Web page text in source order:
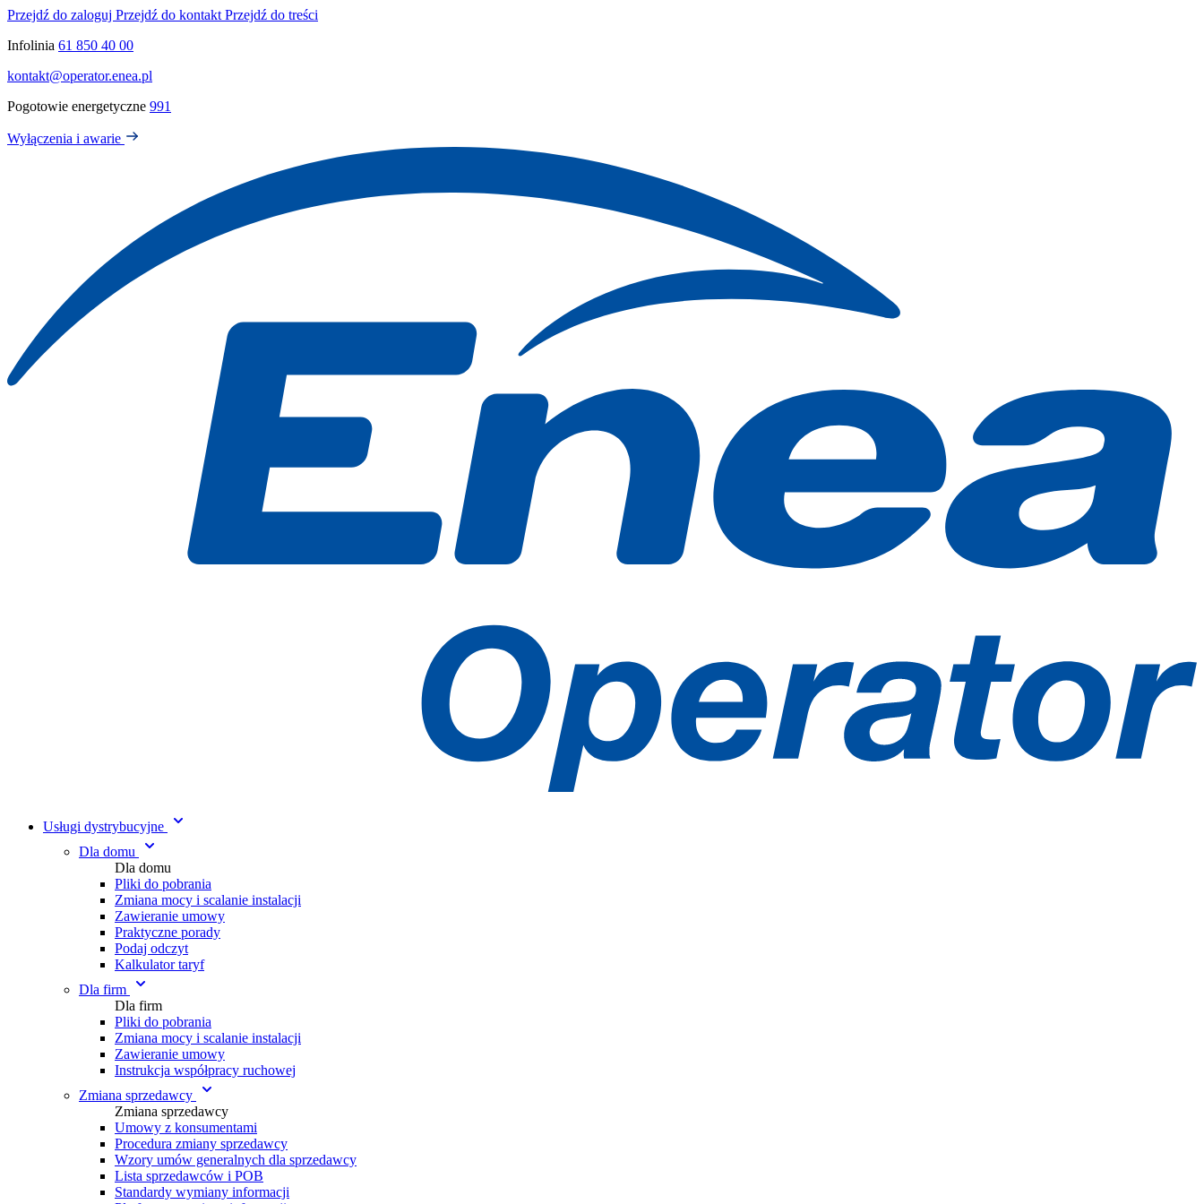
Przejdź do zaloguj Przejdź do kontakt Przejdź do treści
Infolinia 61 850 40 00
kontakt@operator.enea.pl
Pogotowie energetyczne 991
Wyłączenia i awarie
Usługi dystrybucyjne
Dla domu
Dla domu
Pliki do pobrania
Zmiana mocy i scalanie instalacji
Zawieranie umowy
Praktyczne porady
Podaj odczyt
Kalkulator taryf
Dla firm
Dla firm
Pliki do pobrania
Zmiana mocy i scalanie instalacji
Zawieranie umowy
Instrukcja współpracy ruchowej
Zmiana sprzedawcy
Zmiana sprzedawcy
Umowy z konsumentami
Procedura zmiany sprzedawcy
Wzory umów generalnych dla sprzedawcy
Lista sprzedawców i POB
Standardy wymiany informacji